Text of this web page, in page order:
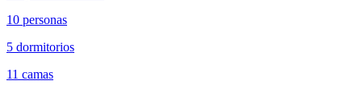
10 personas
5 dormitorios
11 camas